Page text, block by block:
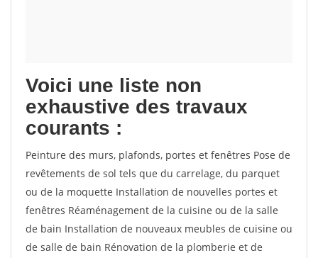
Voici une liste non
exhaustive des travaux
courants :
Peinture des murs, plafonds, portes et fenêtres Pose de
revêtements de sol tels que du carrelage, du parquet
ou de la moquette Installation de nouvelles portes et
fenêtres Réaménagement de la cuisine ou de la salle
de bain Installation de nouveaux meubles de cuisine ou
de salle de bain Rénovation de la plomberie et de